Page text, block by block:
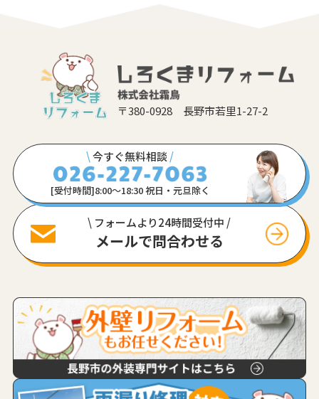
〒380-0928 長野市若里1-27-2
\今すぐ無料相談 /
[受付時間]8:00〜18:30 祝日・元旦除く
\ フォームより24時間受付中 /
メールで問合わせる